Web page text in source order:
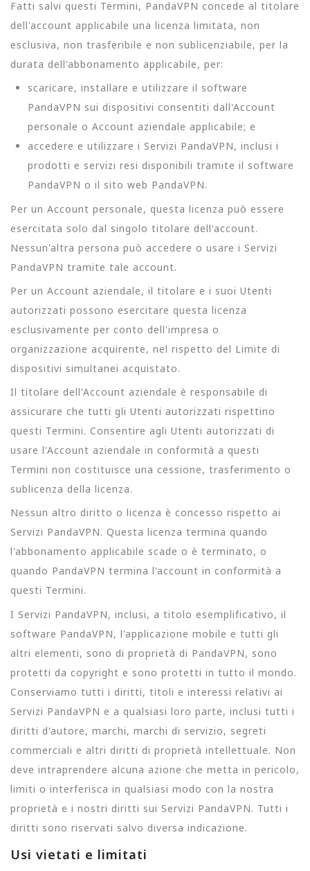
Fatti salvi questi Termini, PandaVPN concede al titolare
dell'account applicabile una licenza limitata, non
esclusiva, non trasferibile e non sublicenziabile, per la
durata dell'abbonamento applicabile, per:
scaricare, installare e utilizzare il software
PandaVPN sui dispositivi consentiti dall'Account
personale o Account aziendale applicabile; e
accedere e utilizzare i Servizi PandaVPN, inclusi i
prodotti e servizi resi disponibili tramite il software
PandaVPN o il sito web PandaVPN.
Per un Account personale, questa licenza può essere
esercitata solo dal singolo titolare dell'account.
Nessun'altra persona può accedere o usare i Servizi
PandaVPN tramite tale account.
Per un Account aziendale, il titolare e i suoi Utenti
autorizzati possono esercitare questa licenza
esclusivamente per conto dell'impresa o
organizzazione acquirente, nel rispetto del Limite di
dispositivi simultanei acquistato.
Il titolare dell'Account aziendale è responsabile di
assicurare che tutti gli Utenti autorizzati rispettino
questi Termini. Consentire agli Utenti autorizzati di
usare l'Account aziendale in conformità a questi
Termini non costituisce una cessione, trasferimento o
sublicenza della licenza.
Nessun altro diritto o licenza è concesso rispetto ai
Servizi PandaVPN. Questa licenza termina quando
l'abbonamento applicabile scade o è terminato, o
quando PandaVPN termina l'account in conformità a
questi Termini.
I Servizi PandaVPN, inclusi, a titolo esemplificativo, il
software PandaVPN, l'applicazione mobile e tutti gli
altri elementi, sono di proprietà di PandaVPN, sono
protetti da copyright e sono protetti in tutto il mondo.
Conserviamo tutti i diritti, titoli e interessi relativi ai
Servizi PandaVPN e a qualsiasi loro parte, inclusi tutti i
diritti d'autore, marchi, marchi di servizio, segreti
commerciali e altri diritti di proprietà intellettuale. Non
deve intraprendere alcuna azione che metta in pericolo,
limiti o interferisca in qualsiasi modo con la nostra
proprietà e i nostri diritti sui Servizi PandaVPN. Tutti i
diritti sono riservati salvo diversa indicazione.
Usi vietati e limitati